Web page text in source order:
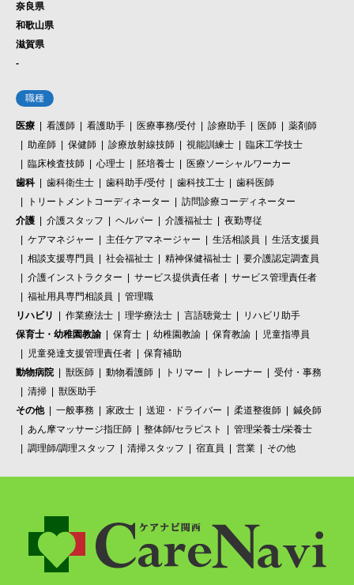
奈良県
和歌山県
滋賀県
-
職種
医療 看護師 看護助手 医療事務/受付 診療助手 医師
薬剤師
助産師
保健師 診療放射線技師 視能訓練士
臨床工学技士
臨床検査技師
心理士 胚培養士
医療ソーシャルワーカー
歯科
歯科衛生士 歯科助手/受付 歯科技工士
歯科医師
トリートメントコーディネーター
訪問診療コーディネーター
介護
介護スタッフ ヘルパー 介護福祉士
夜勤専従
ケアマネジャー
主任ケアマネージャー 生活相談員
生活支援員
相談支援専門員
社会福祉士 精神保健福祉士
要介護認定調査員
介護インストラクター
サービス提供責任者
サービス管理責任者
福祉用具専門相談員
管理職
リハビリ
作業療法士 理学療法士 言語聴覚士
リハビリ助手
保育士・幼稚園教諭
保育士 幼稚園教諭 保育教諭
児童指導員
児童発達支援管理責任者
保育補助
動物病院
獣医師 動物看護師 トリマー トレーナー
受付・事務
清掃
獣医助手
その他
一般事務 家政士 送迎・ドライバー 柔道整復師
鍼灸師
あん摩マッサージ指圧師
整体師/セラピスト
管理栄養士/栄養士
調理師/調理スタッフ
清掃スタッフ 宿直員 営業 その他